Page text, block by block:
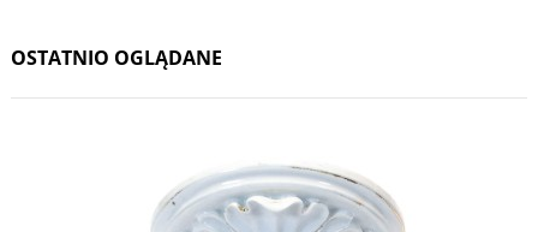
OSTATNIO OGLĄDANE